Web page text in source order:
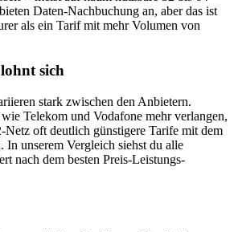
Daten-Nachbuchung an, aber das ist
als ein Tarif mit mehr Volumen von
sich
stark zwischen den Anbietern.
Telekom und Vodafone mehr verlangen,
Netz oft deutlich günstigere Tarife mit dem
In unserem Vergleich siehst du alle
nach dem besten Preis-Leistungs-